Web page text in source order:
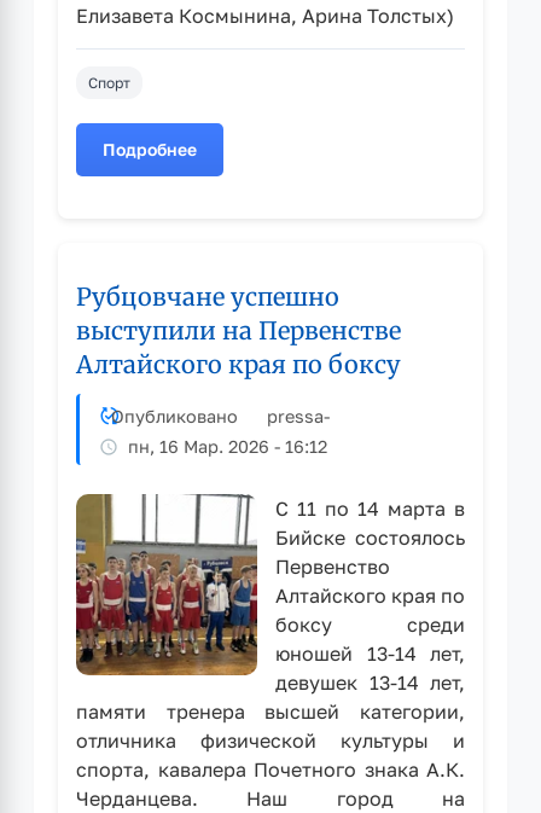
Елизавета Космынина, Арина Толстых)
Спорт
Подробнее
о
краевых
соревнованиях
спортивной
«Наш
Сибирский
Рубцовчане успешно
выступили на Первенстве
Алтайского края по боксу
Опубликовано pressa-
пн, 16 Мар. 2026 - 16:12
С 11 по 14 марта в
Бийске состоялось
Первенство
Алтайского края по
боксу среди
юношей 13-14 лет,
девушек 13-14 лет,
памяти тренера высшей категории,
отличника физической культуры и
спорта, кавалера Почетного знака А.К.
Черданцева. Наш город на